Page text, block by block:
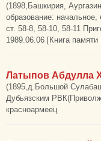
(1898,Башкирия,
образование:
ст. 58-8, 58-10, 58-11
1989.06.06 [Книга
Латыпов Абдулла
(1895,д.Большой
Дубьязским
красноармеец